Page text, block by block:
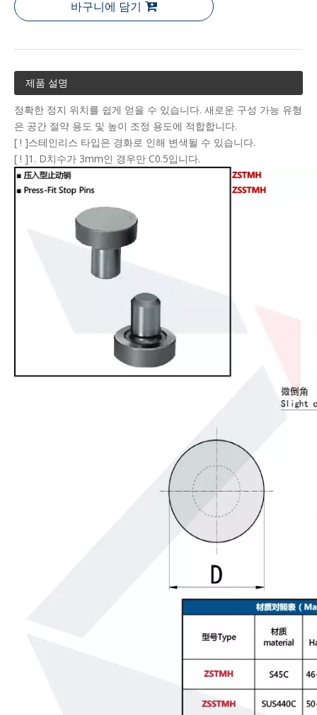
바구니에 담기
제품 설명
정확한 정지 위치를 쉽게 얻을 수 있습니다. 새로운 구성 가능 유형
은 공간 절약 용도 및 높이 조정 용도에 적합합니다.
[ ! ]스테인리스 타입은 경화로 인해 변색될 수 있습니다.
[ ! ]1. D치수가 3mm인 경우만 C0.5입니다.